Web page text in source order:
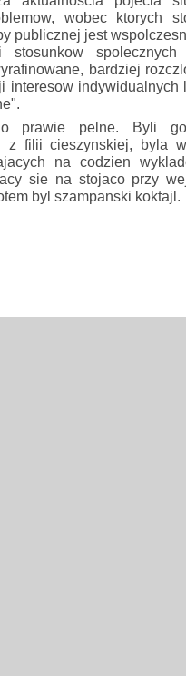
wobec ktorych
publicznej jest
stosunkow
bardziej
interesow indywidualnych
prawie pelne. Byli
z filii cieszynskiej, byla
na codzien
sie na stojaco przy
byl szampanski koktajl.